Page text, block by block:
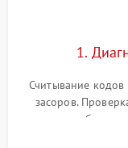
Проблемы с
1.
Считывание
засоров.
жалоб на